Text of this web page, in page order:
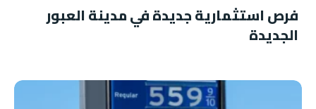
فرص استثمارية جديدة في مدينة العبور
الجديدة